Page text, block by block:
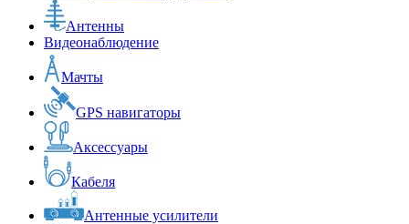
Антенны
Видеонаблюдение
Мачты
GPS навигаторы
Аксессуары
Кабеля
Антенные усилители